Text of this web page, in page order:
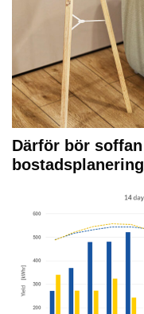
Därför bör